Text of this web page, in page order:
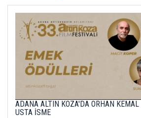
ADANA ALTIN KOZA'DA ORHAN KEMAL
USTA İSME